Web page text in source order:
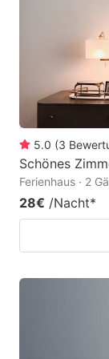
5.0 (3
Schönes
Ferienhaus · 2
28€ /Nacht*